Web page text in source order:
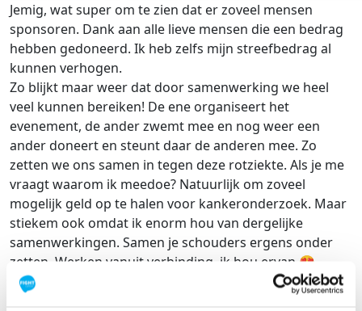
Jemig, wat super om te zien dat er zoveel mensen
sponsoren. Dank aan alle lieve mensen die een bedrag
hebben gedoneerd. Ik heb zelfs mijn streefbedrag al
kunnen verhogen.
Zo blijkt maar weer dat door samenwerking we heel
veel kunnen bereiken! De ene organiseert het
evenement, de ander zwemt mee en nog weer een
ander doneert en steunt daar de anderen mee. Zo
zetten we ons samen in tegen deze rotziekte. Als je me
vraagt waarom ik meedoe? Natuurlijk om zoveel
mogelijk geld op te halen voor kankeronderzoek. Maar
stiekem ook omdat ik enorm hou van dergelijke
samenwerkingen. Samen je schouders ergens onder
zetten. Werken vanuit verbinding, ik hou ervan 😍.
Misschien zijn er nog wel mensen die met me mee
#TEAMSAMEN?